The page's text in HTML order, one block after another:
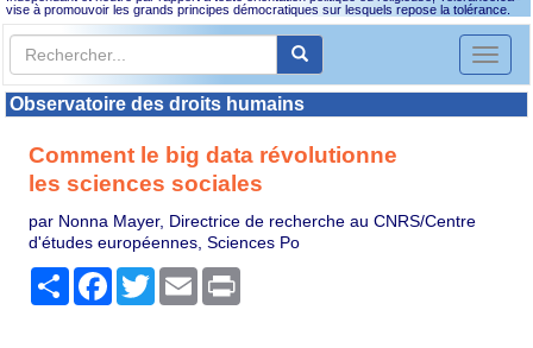
vise à promouvoir les grands principes démocratiques sur lesquels repose la tolérance.
Toggle
Observatoire des droits humains
Comment le big data révolutionne
les sciences sociales
par Nonna Mayer, Directrice de recherche au CNRS/Centre
d'études européennes, Sciences Po
PartagerFacebook
TwitterEmail